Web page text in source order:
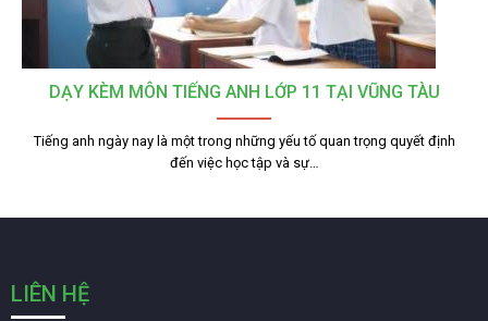
DẠY KÈM MÔN TIẾNG ANH LỚP 11 TẠI VŨNG TÀU
Tiếng anh ngày nay là một trong những yếu tố quan trọng quyết định
đến việc học tập và sự…
LIÊN HỆ